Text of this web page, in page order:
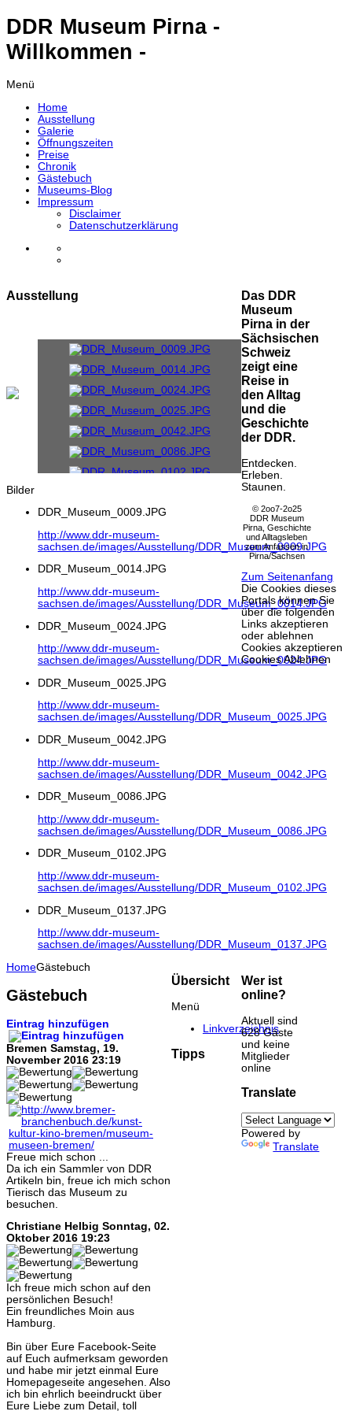
DDR Museum Pirna -
Willkommen -
Menü
Home
Ausstellung
Galerie
Öffnungszeiten
Preise
Chronik
Gästebuch
Museums-Blog
Impressum
Disclaimer
Datenschutzerklärung
Ausstellung
Bilder
DDR_Museum_0009.JPG
http://www.ddr-museum-
sachsen.de/images/Ausstellung/DDR_Museum_0009.JPG
DDR_Museum_0014.JPG
http://www.ddr-museum-
sachsen.de/images/Ausstellung/DDR_Museum_0014.JPG
DDR_Museum_0024.JPG
http://www.ddr-museum-
sachsen.de/images/Ausstellung/DDR_Museum_0024.JPG
DDR_Museum_0025.JPG
http://www.ddr-museum-
sachsen.de/images/Ausstellung/DDR_Museum_0025.JPG
DDR_Museum_0042.JPG
http://www.ddr-museum-
sachsen.de/images/Ausstellung/DDR_Museum_0042.JPG
DDR_Museum_0086.JPG
http://www.ddr-museum-
sachsen.de/images/Ausstellung/DDR_Museum_0086.JPG
DDR_Museum_0102.JPG
http://www.ddr-museum-
sachsen.de/images/Ausstellung/DDR_Museum_0102.JPG
DDR_Museum_0137.JPG
http://www.ddr-museum-
sachsen.de/images/Ausstellung/DDR_Museum_0137.JPG
Das DDR
Museum
Pirna in der
Sächsischen
Schweiz
zeigt eine
Reise in
den Alltag
und die
Geschichte
der DDR.
Entdecken.
Erleben.
Staunen.
HomeGästebuch
Gästebuch
Eintrag hinzufügen
Bremen Samstag, 19.
November 2016 23:19
Freue mich schon ...
Da ich ein Sammler von DDR
Artikeln bin, freue ich mich schon
Tierisch das Museum zu
besuchen.
Christiane Helbig Sonntag, 02.
Oktober 2016 19:23
Ich freue mich schon auf den
persönlichen Besuch!
Ein freundliches Moin aus
Hamburg.
Bin über Eure Facebook-Seite
auf Euch aufmerksam geworden
und habe mir jetzt einmal Eure
Homepageseite angesehen. Also
ich bin ehrlich beeindruckt über
Eure Liebe zum Detail, toll
Übersicht
Menü
Linkverzeichnis
Tipps
Wer ist
online?
Aktuell sind
628 Gäste
und keine
Mitglieder
online
Translate
Powered by
Translate
© 2oo7-2o25
DDR Museum
Pirna, Geschichte
und Alltagsleben
zum Anfassen in
Pirna/Sachsen
Zum Seitenanfang
Die Cookies dieses
Portals können Sie
über die folgenden
Links akzeptieren
oder ablehnen
Cookies akzeptieren
Cookies Ablehnen